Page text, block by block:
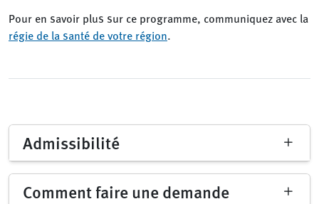
Pour en savoir plus sur ce programme, communiquez avec la
régie de la santé de votre région.
Admissibilité
Comment faire une demande